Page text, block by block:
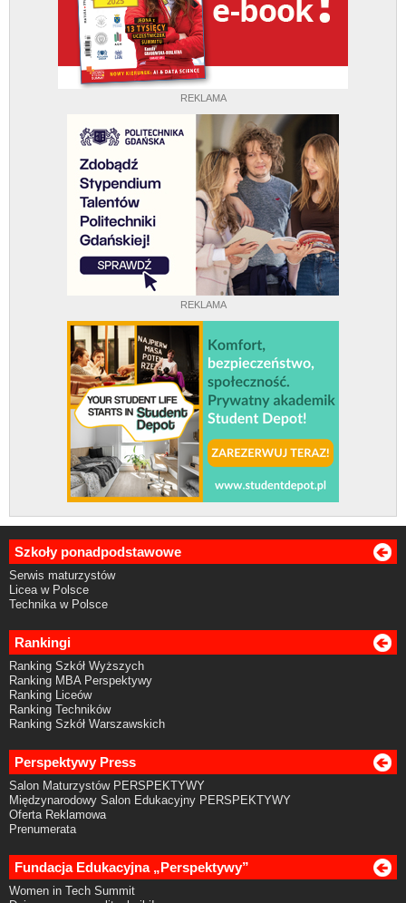
REKLAMA
REKLAMA
Szkoły ponadpodstawowe
Serwis maturzystów
Licea w Polsce
Technika w Polsce
Rankingi
Ranking Szkół Wyższych
Ranking MBA Perspektywy
Ranking Liceów
Ranking Techników
Ranking Szkół Warszawskich
Perspektywy Press
Salon Maturzystów PERSPEKTYWY
Międzynarodowy Salon Edukacyjny PERSPEKTYWY
Oferta Reklamowa
Prenumerata
Fundacja Edukacyjna „Perspektywy”
Women in Tech Summit